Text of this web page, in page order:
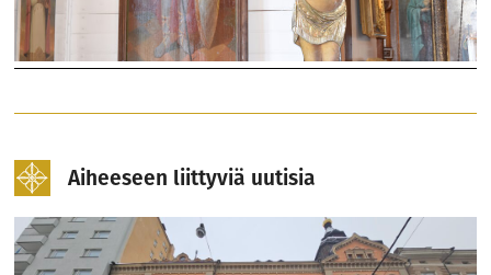
Aiheeseen liittyviä uutisia